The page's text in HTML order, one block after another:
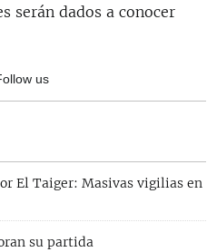
serán dados a conocer
us
El Taiger: Masivas vigilias en
su partida